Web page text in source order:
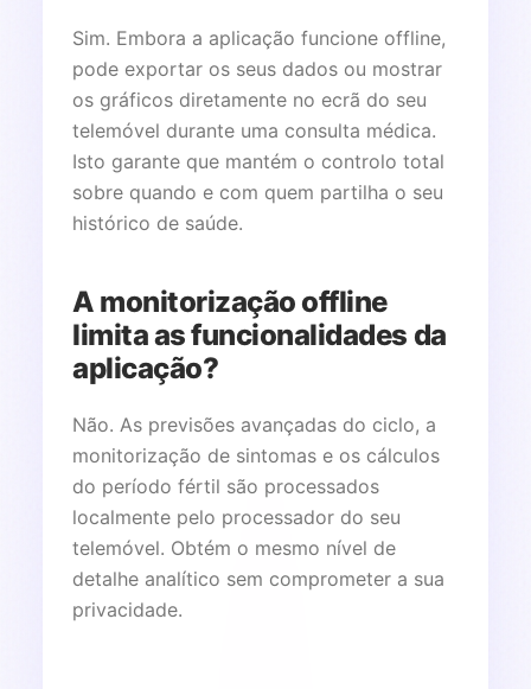
Sim. Embora a aplicação funcione offline,
pode exportar os seus dados ou mostrar
os gráficos diretamente no ecrã do seu
telemóvel durante uma consulta médica.
Isto garante que mantém o controlo total
sobre quando e com quem partilha o seu
histórico de saúde.
A monitorização offline
limita as funcionalidades da
aplicação?
Não. As previsões avançadas do ciclo, a
monitorização de sintomas e os cálculos
do período fértil são processados
localmente pelo processador do seu
telemóvel. Obtém o mesmo nível de
detalhe analítico sem comprometer a sua
privacidade.